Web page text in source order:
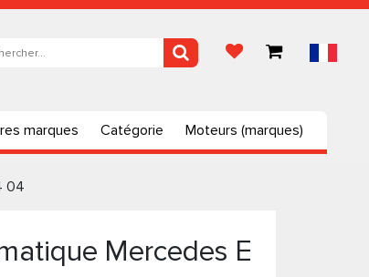
marques Catégorie Moteurs (marques)
04
Mercedes E